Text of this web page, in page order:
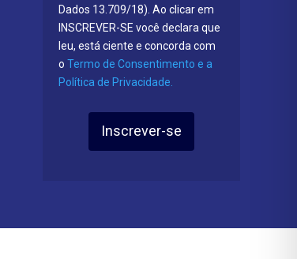
Dados 13.709/18). Ao clicar em
INSCREVER-SE você declara que
leu, está ciente e concorda com
o Termo de Consentimento e a
Política de Privacidade.
Inscrever-se